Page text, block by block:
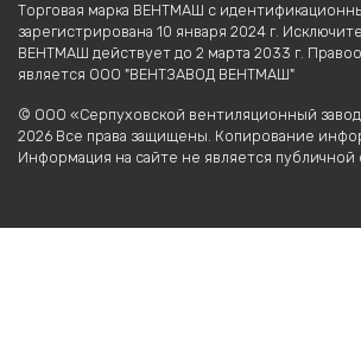
Торговая марка ВЕНТМАШ с
зарегистрирована 10 января 2024 г.
ВЕНТМАШ действует до 2 марта 2033 г.
является ООО "ВЕНТЗАВОД ВЕНТМАШ"
© ООО «Серпуховской вентиляционный
2026 Все права защищены. Копирование
Информация на сайте не является